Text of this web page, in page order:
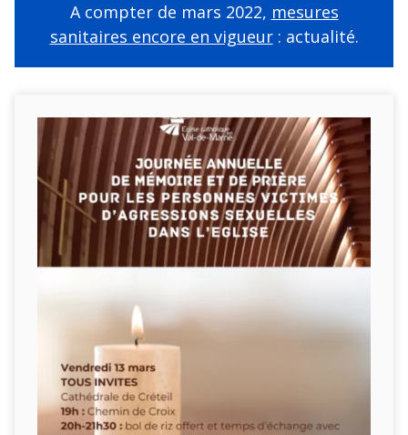
A compter de mars 2022, mesures
sanitaires encore en vigueur: actualité.